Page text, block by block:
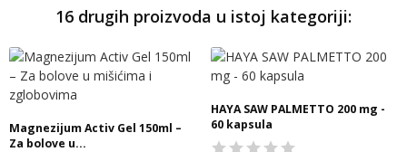
16 drugih proizvoda u istoj kategoriji:
Magnezijum Activ Gel 150ml –
Za bolove u...
HAYA SAW PALMETTO 200 mg -
60 kapsula